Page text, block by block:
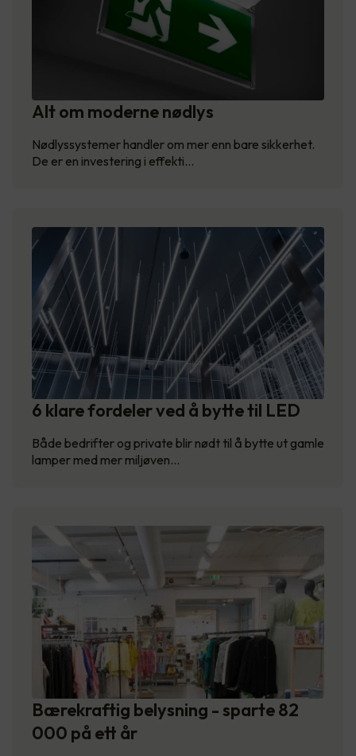
Alt om moderne nødlys
Nødlyssystemer handler om mer enn bare sikkerhet.
De er en investering i effekti…
6 klare fordeler ved å bytte til LED
Både bedrifter og private blir nødt til å bytte ut gamle
lamper med mer miljøven…
Bærekraftig belysning - sparte 82
000 på ett år